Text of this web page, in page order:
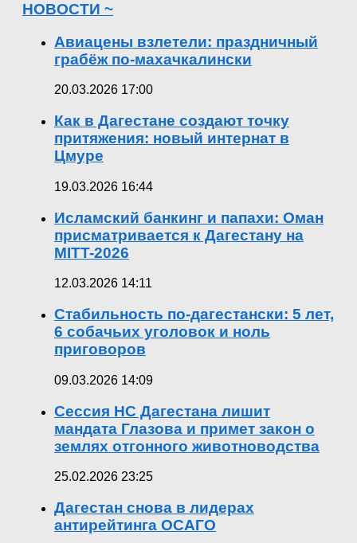
НОВОСТИ ~
Авиацены взлетели: праздничный
грабёж по-махачкалински
20.03.2026 17:00
Как в Дагестане создают точку
притяжения: новый интернат в
Цмуре
19.03.2026 16:44
Исламский банкинг и папахи: Оман
присматривается к Дагестану на
MITT-2026
12.03.2026 14:11
Стабильность по-дагестански: 5 лет,
6 собачьих уголовок и ноль
приговоров
09.03.2026 14:09
Сессия НС Дагестана лишит
мандата Глазова и примет закон о
землях отгонного животноводства
25.02.2026 23:25
Дагестан снова в лидерах
антирейтинга ОСАГО